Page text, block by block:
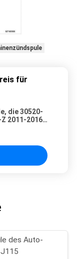
für
die 30520-
Z 2011-2016
des Auto-